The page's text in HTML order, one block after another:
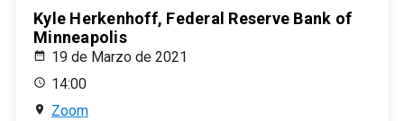
Kyle Herkenhoff, Federal Reserve Bank of
Minneapolis
19 de Marzo de 2021
14:00
Zoom